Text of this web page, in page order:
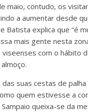
maio, contudo, os
a aumentar desde
Batista explica que “é
mais gente nesta
com o hábito
suas cestas de
quem estivesse a
Sampaio queixa-se da